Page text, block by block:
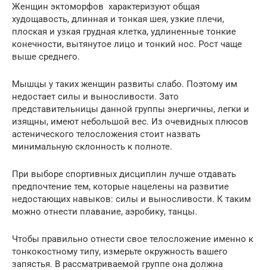
Женщин эктоморфов характеризуют общая
худощавость, длинная и тонкая шея, узкие плечи,
плоская и узкая грудная клетка, удлиненные тонкие
конечности, вытянутое лицо и тонкий нос. Рост чаще
выше среднего.
Мышцы у таких женщин развиты слабо. Поэтому им
недостает силы и выносливости. Зато
представительницы данной группы энергичны, легки и
изящны, имеют небольшой вес. Из очевидных плюсов
астенического телосложения стоит назвать
минимальную склонность к полноте.
При выборе спортивных дисциплин лучше отдавать
предпочтение тем, которые нацелены на развитие
недостающих навыков: силы и выносливости. К таким
можно отнести плавание, аэробику, танцы.
Чтобы правильно отнести свое телосложение именно к
тонкокостному типу, измерьте окружность вашего
запястья. В рассматриваемой группе она должна